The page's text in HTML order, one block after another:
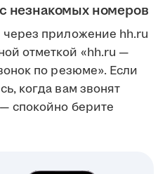
незнакомых номеров
через приложение hh.ru
отметкой «hh.ru —
по резюме». Если
когда вам звонят
спокойно берите